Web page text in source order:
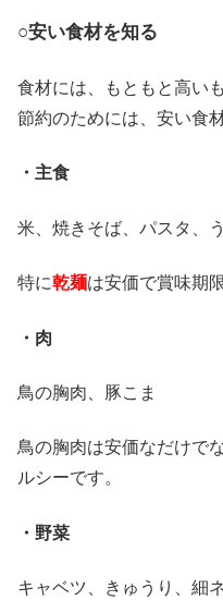
○安い食材を知る
食材には、もともと高い
節約のためには、安い食
・主食
米、焼きそば、パスタ、
特に乾麺は安価で賞味期
・肉
鳥の胸肉、豚こま
鳥の胸肉は安価なだけで
ルシーです。
・野菜
キャベツ、きゅうり、細